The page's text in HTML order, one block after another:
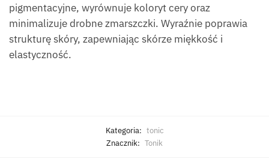
pigmentacyjne, wyrównuje koloryt cery oraz
minimalizuje drobne zmarszczki. Wyraźnie poprawia
strukturę skóry, zapewniając skórze miękkość i
elastyczność.
Kategoria: tonic
Znacznik: Tonik